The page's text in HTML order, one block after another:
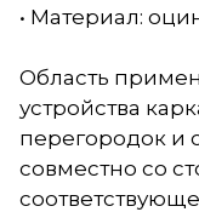
• Материал:
Область
устройства
перегородок и
совместно со